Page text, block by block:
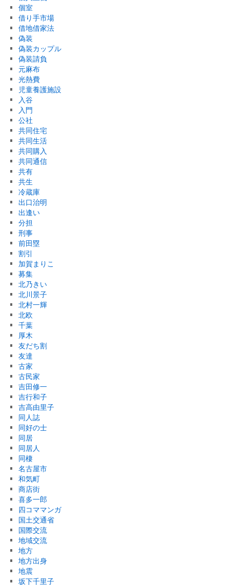
個室
借り手市場
借地借家法
偽装
偽装カップル
偽装請負
元麻布
光熱費
児童養護施設
入谷
入門
公社
共同住宅
共同生活
共同購入
共同通信
共有
共生
冷蔵庫
出口治明
出逢い
分担
刑事
前田塁
割引
加賀まりこ
募集
北乃きい
北川景子
北村一輝
北欧
千葉
厚木
友だち割
友達
古家
古民家
吉田修一
吉行和子
吉高由里子
同人誌
同好の士
同居
同居人
同棲
名古屋市
和気町
商店街
喜多一郎
四コママンガ
国土交通省
国際交流
地域交流
地方
地方出身
地震
坂下千里子